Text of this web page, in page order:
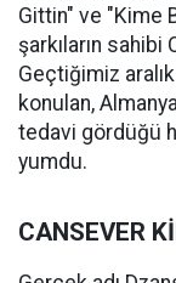
Gittin" ve "Kime
şarkıların
Geçtiğimiz
konulan,
tedavi gördüğü
yumdu.
CANSEVER